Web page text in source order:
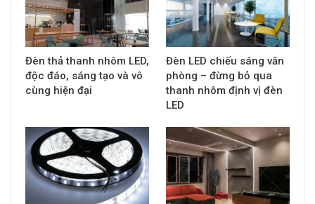
Đèn thả thanh nhôm LED,
độc đáo, sáng tạo và vô
cùng hiện đại
Đèn LED chiếu sáng văn
phòng – đừng bỏ qua
thanh nhôm định vị đèn
LED